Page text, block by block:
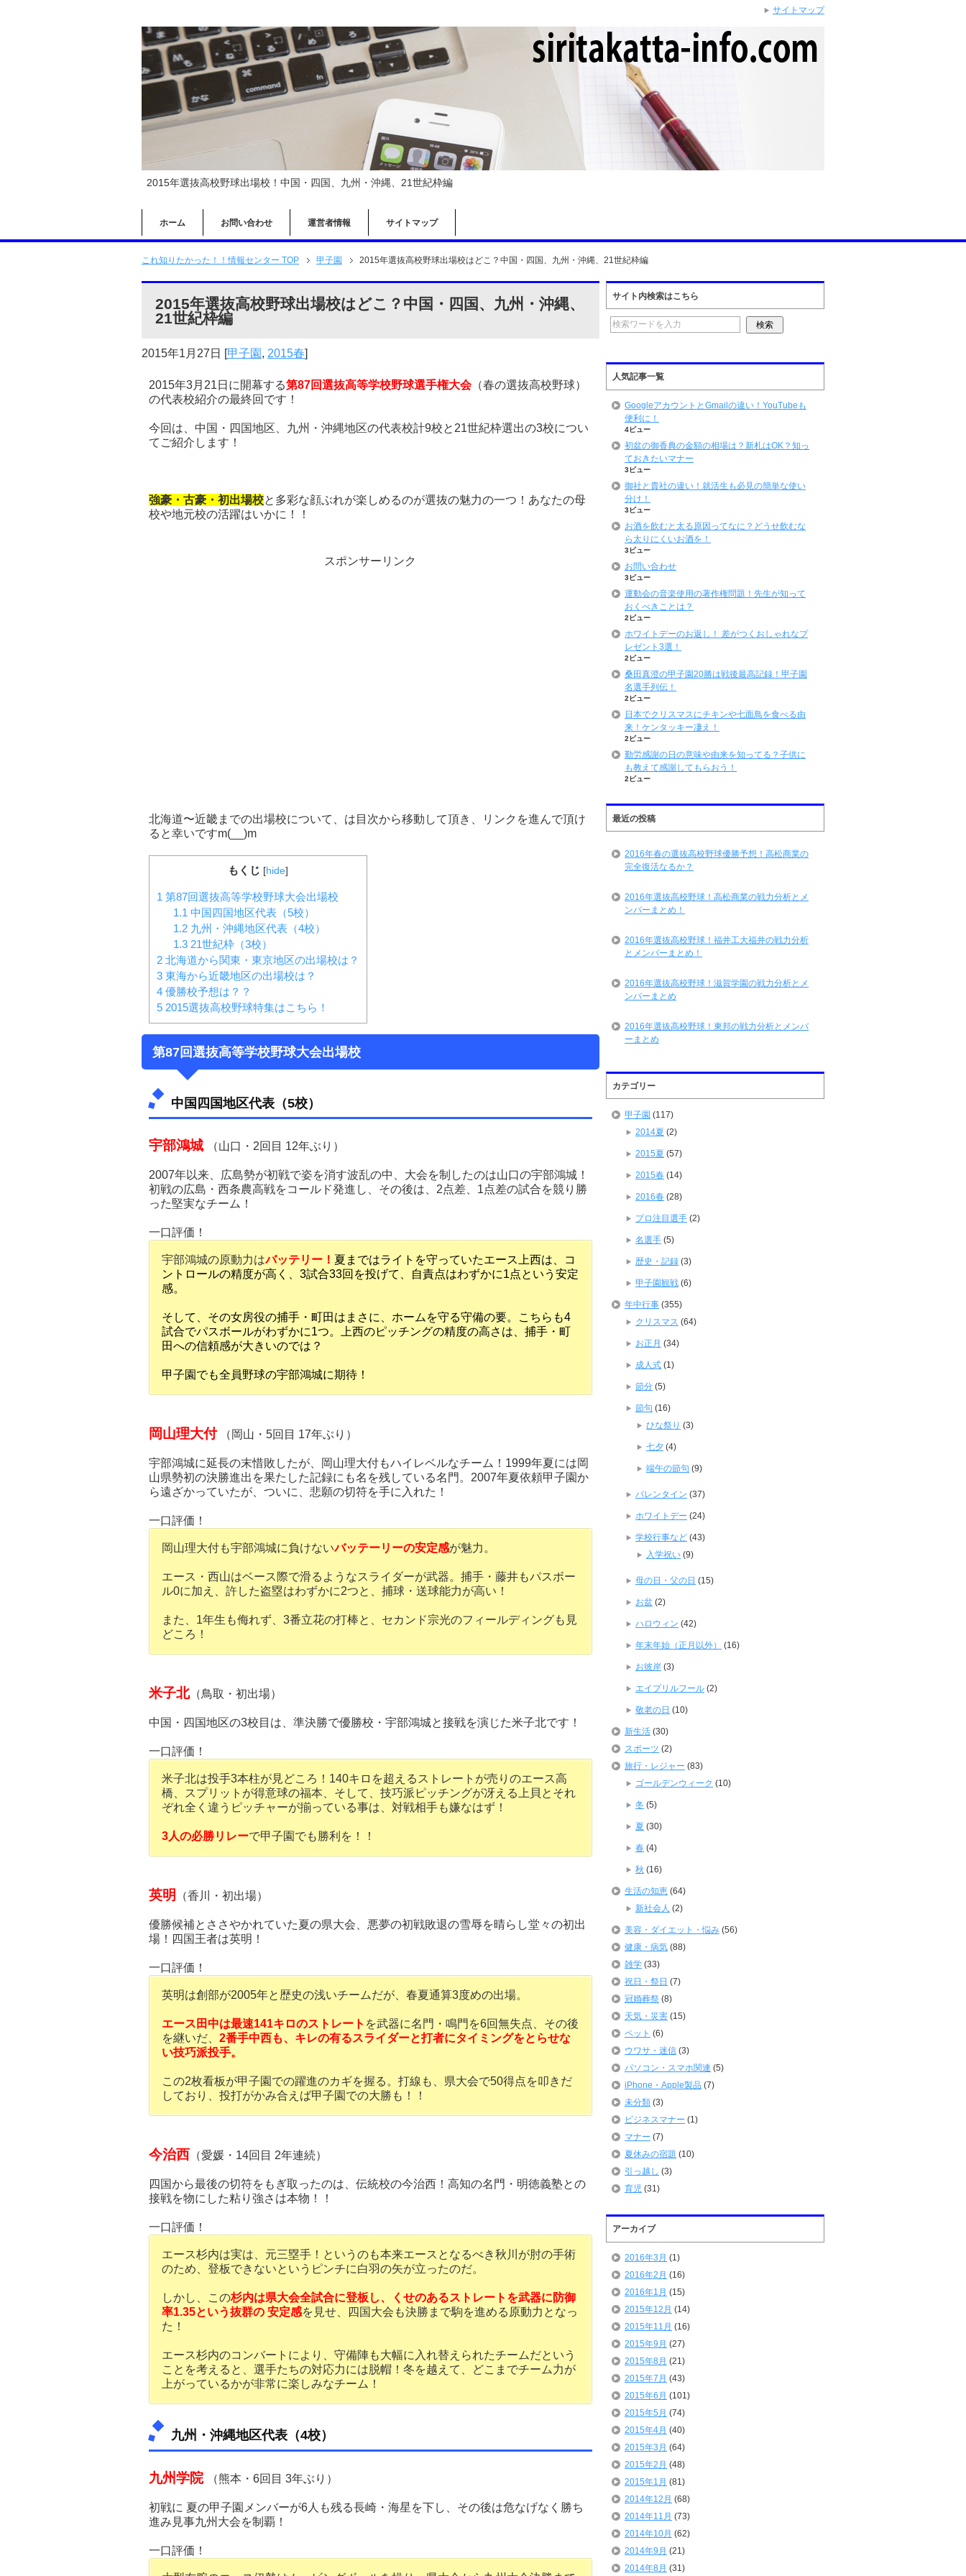
2015年選抜高校野球出場校！中国・四国、九州・沖縄、21世紀枠編
ホーム お問い合わせ 運営者情報 サイトマップ
これ知りたかった！！情報センター TOP 甲子園 2015年選抜高校野球出場校はどこ？中国・四国、九州・沖縄、21世紀枠編
2015年選抜高校野球出場校はどこ？中国・四国、九州・沖縄、
21世紀枠編
2015年1月27日 [甲子園 , 2015春]
2015年3月21日に開幕する第87回選抜高等学校野球選手権大会（春の選抜高校野球）
の代表校紹介の最終回です！
今回は、中国・四国地区、九州・沖縄地区の代表校計9校と21世紀枠選出の3校につい
てご紹介します！
強豪・古豪・初出場校と多彩な顔ぶれが楽しめるのが選抜の魅力の一つ！あなたの母
校や地元校の活躍はいかに！！
スポンサーリンク
北海道〜近畿までの出場校について、は目次から移動して頂き、リンクを進んで頂け
ると幸いですm(__)m
もくじ [hide]
1 第87回選抜高等学校野球大会出場校
1.1 中国四国地区代表（5校）
1.2九州・沖縄地区代表（4校）
1.321世紀枠（3校）
2 北海道から関東・東京地区の出場校は？
3 東海から近畿地区の出場校は？
4 優勝校予想は？？
5 2015選抜高校野球特集はこちら！
第87回選抜高等学校野球大会出場校
中国四国地区代表（5校）
宇部鴻城 （山口・2回目 12年ぶり）
2007年以来、広島勢が初戦で姿を消す波乱の中、大会を制したのは山口の宇部鴻城！
初戦の広島・西条農高戦をコールド発進し、その後は、2点差、1点差の試合を競り勝
った堅実なチーム！
一口評価！
宇部鴻城の原動力はバッテリー！ 夏まではライトを守っていたエース上西は、コ
ントロールの精度が高く、3試合33回を投げて、自責点はわずかに1点という安定
感。
そして、その女房役の捕手・町田はまさに、ホームを守る守備の要。こちらも4
試合でパスボールがわずかに1つ。上西のピッチングの精度の高さは、捕手・町
田への信頼感が大きいのでは？
甲子園でも全員野球の宇部鴻城に期待！
岡山理大付（岡山・5回目 17年ぶり）
宇部鴻城に延長の末惜敗したが、岡山理大付もハイレベルなチーム！1999年夏には岡
山県勢初の決勝進出を果たした記録にも名を残している名門。2007年夏依頼甲子園か
ら遠ざかっていたが、ついに、悲願の切符を手に入れた！
一口評価！
岡山理大付も宇部鴻城に負けないバッテーリーの安定感が魅力。
エース・西山はベース際で滑るようなスライダーが武器。捕手・藤井もパスボー
ル0に加え、許した盗塁はわずかに2つと、捕球・送球能力が高い！
また、1年生も侮れず、3番立花の打棒と、セカンド宗光のフィールディングも見
どころ！
米子北（鳥取・初出場）
中国・四国地区の3校目は、準決勝で優勝校・宇部鴻城と接戦を演じた米子北です！
一口評価！
米子北は投手3本柱が見どころ！140キロを超えるストレートが売りのエース高
橋、スプリットが得意球の福本、そして、技巧派ピッチングが冴える上貝とそれ
ぞれ全く違うピッチャーが揃っている事は、対戦相手も嫌なはず！
3人の必勝リレーで甲子園でも勝利を！！
英明 （香川・初出場）
優勝候補とささやかれていた夏の県大会、悪夢の初戦敗退の雪辱を晴らし堂々の初出
場！四国王者は英明！
一口評価！
英明は創部が2005年と歴史の浅いチームだが、春夏通算3度めの出場。
エース田中は最速141キロのストレート を武器に名門・鳴門を6回無失点、その後
を継いだ、 2番手中西も、キレの有るスライダーと打者にタイミングをとらせな
い技巧派投手。
この2枚看板が甲子園での躍進のカギを握る。打線も、県大会で50得点を叩きだ
しており、投打がかみ合えば甲子園での大勝も！！
今治西 （愛媛・14回目 2年連続）
四国から最後の切符をもぎ取ったのは、伝統校の今治西！高知の名門・明徳義塾との
接戦を物にした粘り強さは本物！！
一口評価！
エース杉内は実は、元三塁手！というのも本来エースとなるべき秋川が肘の手術
のため、登板できないというピンチに白羽の矢が立ったのだ。
しかし、この杉内は県大会全試合に登板し、くせのあるストレートを武器に防御
率1.35という抜群の 安定感を見せ、四国大会も決勝まで駒を進める原動力となっ
た！
エース杉内のコンバートにより、守備陣も大幅に入れ替えられたチームだという
ことを考えると、選手たちの対応力には脱帽！冬を越えて、どこまでチーム力が
上がっているかが非常に楽しみなチーム！
九州・沖縄地区代表（4校）
九州学院 （熊本・6回目 3年ぶり）
初戦に 夏の甲子園メンバーが6人も残る長崎・海星を下し、その後は危なげなく勝ち
進み見事九州大会を制覇！
一口評価！
サイト内検索はこちら
人気記事一覧
GoogleアカウントとGmailの違い！YouTubeも
便利に！
4ビュー
初盆の御香典の金額の相場は？新札はOK？知っ
ておきたいマナー
3ビュー
御社と貴社の違い！就活生も必見の簡単な使い
分け！
3ビュー
お酒を飲むと太る原因ってなに？どうせ飲むな
ら太りにくいお酒を！
3ビュー
お問い合わせ
3ビュー
運動会の音楽使用の著作権問題！先生が知って
おくべきことは？
2ビュー
ホワイトデーのお返し！ 差がつくおしゃれなプ
レゼント3選！
2ビュー
桑田真澄の甲子園20勝は戦後最高記録！甲子園
名選手列伝！
2ビュー
日本でクリスマスにチキンや七面鳥を食べる由
来！ケンタッキー凄え！
2ビュー
勤労感謝の日の意味や由来を知ってる？子供に
も教えて感謝してもらおう！
2ビュー
最近の投稿
2016年春の選抜高校野球優勝予想！高松商業の
完全復活なるか？
2016年選抜高校野球！高松商業の戦力分析とメ
ンバーまとめ！
2016年選抜高校野球！福井工大福井の戦力分析
とメンバーまとめ！
2016年選抜高校野球！滋賀学園の戦力分析とメ
ンバーまとめ
2016年選抜高校野球！東邦の戦力分析とメンバ
ーまとめ
カテゴリー
甲子園 (117)
2014夏 (2)
2015夏 (57)
2015春 (14)
2016春 (28)
プロ注目選手 (2)
名選手 (5)
歴史・記録 (3)
甲子園観戦 (6)
年中行事 (355)
クリスマス (64)
お正月 (34)
成人式 (1)
節分 (5)
節句 (16)
ひな祭り (3)
七夕 (4)
端午の節句 (9)
バレンタイン (37)
ホワイトデー (24)
学校行事など (43)
入学祝い (9)
母の日・父の日 (15)
お盆 (2)
ハロウィン (42)
年末年始（正月以外） (16)
お彼岸 (3)
エイプリルフール (2)
敬老の日 (10)
新生活 (30)
スポーツ (2)
旅行・レジャー (83)
ゴールデンウィーク (10)
冬 (5)
夏 (30)
春 (4)
秋 (16)
生活の知恵 (64)
新社会人 (2)
美容・ダイエット・悩み (56)
健康・病気 (88)
雑学 (33)
祝日・祭日 (7)
冠婚葬祭 (8)
天気・災害 (15)
ペット (6)
ウワサ・迷信 (3)
パソコン・スマホ関連 (5)
iPhone・Apple製品 (7)
未分類 (3)
ビジネスマナー (1)
マナー (7)
夏休みの宿題 (10)
引っ越し (3)
育児 (31)
アーカイブ
2016年3月 (1)
2016年2月 (16)
2016年1月 (15)
2015年12月 (14)
2015年11月 (16)
2015年9月 (27)
2015年8月 (21)
2015年7月 (43)
2015年6月 (101)
2015年5月 (74)
2015年4月 (40)
2015年3月 (64)
2015年2月 (48)
2015年1月 (81)
2014年12月 (68)
2014年11月 (73)
2014年10月 (62)
2014年9月 (21)
2014年8月 (31)
サイトマップ